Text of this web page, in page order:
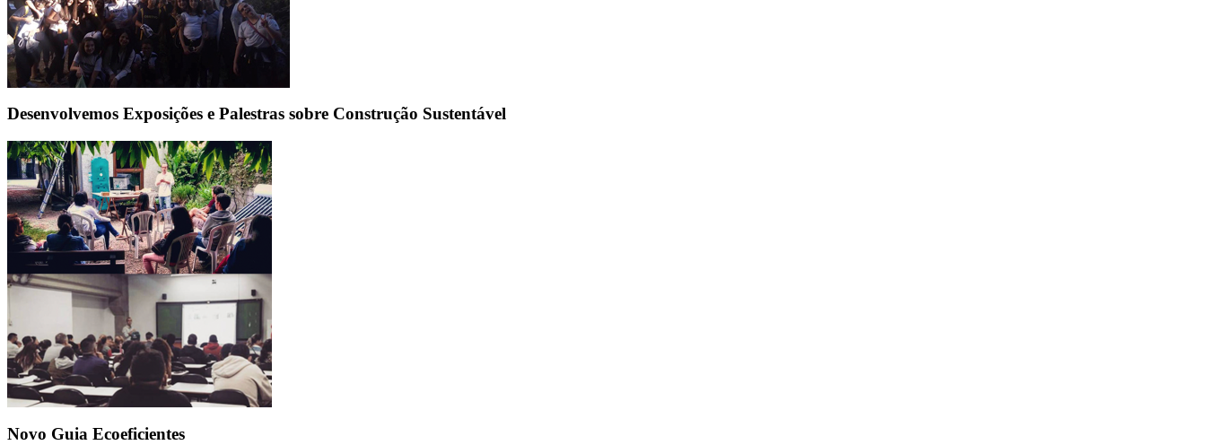
Desenvolvemos Exposições e Palestras sobre Construção Sustentável
Novo Guia Ecoeficientes